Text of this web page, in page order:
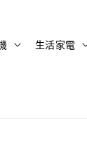
生活家電